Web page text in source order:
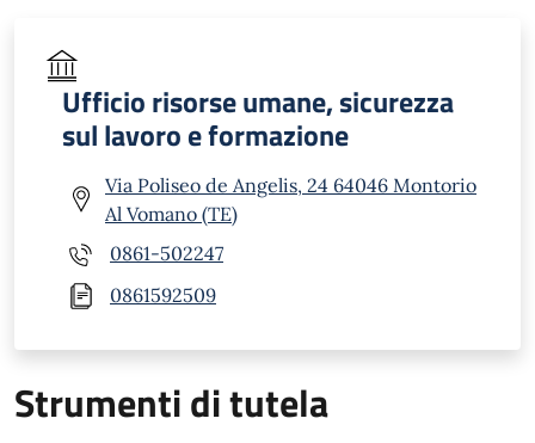
Ufficio risorse umane, sicurezza
sul lavoro e formazione
Via Poliseo de Angelis, 24 64046 Montorio
Al Vomano (TE)
0861-502247
0861592509
Strumenti di tutela